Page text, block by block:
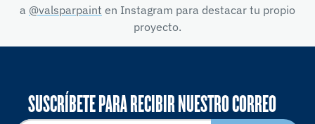
a @valsparpaint en Instagram para destacar tu propio
proyecto.
SUSCRÍBETE PARA RECIBIR NUESTRO CORREO